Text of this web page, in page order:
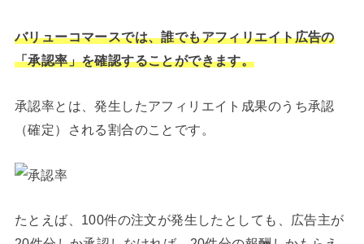
バリューコマースでは、誰でもアフィリエイト広告の
「承認率」を確認することができます。
承認率とは、発生したアフィリエイト成果のうち承認
（確定）される割合のことです。
たとえば、100件の注文が発生したとしても、広告主が